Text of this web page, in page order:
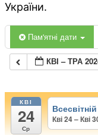
України.
Пам'ятні дати
КВІ – ТРА
КВІ
24
Ср
Кві 24 – Кві